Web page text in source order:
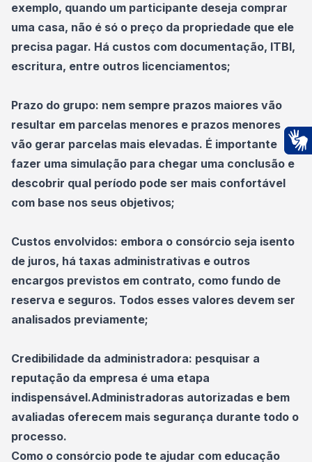
exemplo, quando um participante deseja comprar
uma casa, não é só o preço da propriedade que ele
precisa pagar. Há custos com documentação, ITBI,
escritura, entre outros licenciamentos;
Prazo do grupo: nem sempre prazos maiores vão
resultar em parcelas menores e prazos menores
vão gerar parcelas mais elevadas. É importante
fazer uma simulação para chegar uma conclusão e
descobrir qual período pode ser mais confortável
com base nos seus objetivos;
Custos envolvidos: embora o consórcio seja isento
de juros, há taxas administrativas e outros
encargos previstos em contrato, como fundo de
reserva e seguros. Todos esses valores devem ser
analisados previamente;
Credibilidade da administradora: pesquisar a
reputação da empresa é uma etapa
indispensável.Administradoras autorizadas e bem
avaliadas oferecem mais segurança durante todo o
processo.
Como o consórcio pode te ajudar com educação